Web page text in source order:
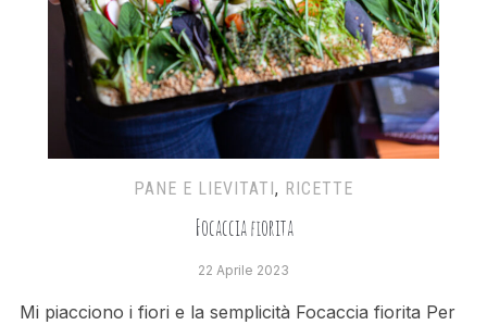
PANE E LIEVITATI , RICETTE
Focaccia fiorita
22 Aprile 2023
Mi piacciono i fiori e la semplicità Focaccia fiorita Per